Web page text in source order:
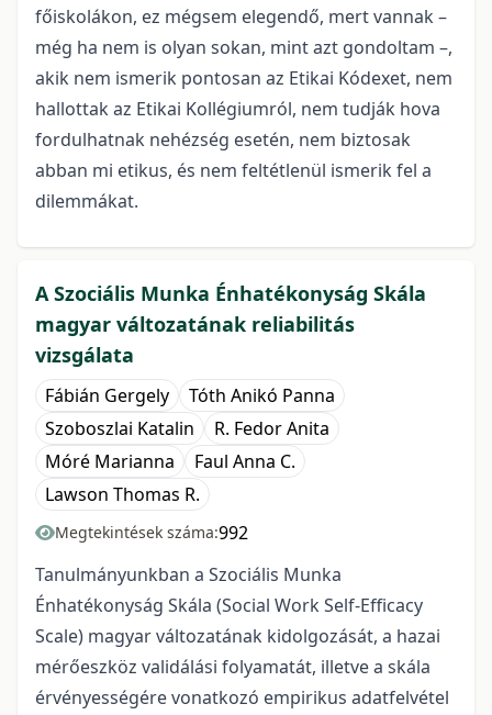
főiskolákon, ez mégsem elegendő, mert vannak –
még ha nem is olyan sokan, mint azt gondoltam –,
akik nem ismerik pontosan az Etikai Kódexet, nem
hallottak az Etikai Kollégiumról, nem tudják hova
fordulhatnak nehézség esetén, nem biztosak
abban mi etikus, és nem feltétlenül ismerik fel a
dilemmákat.
A Szociális Munka Énhatékonyság Skála
magyar változatának reliabilitás
vizsgálata
Fábián Gergely
Tóth Anikó Panna
Szoboszlai Katalin
R. Fedor Anita
Móré Marianna
Faul Anna C.
Lawson Thomas R.
Megtekintések száma:992
Tanulmányunkban a Szociális Munka
Énhatékonyság Skála (Social Work Self-Efficacy
Scale) magyar változatának kidolgozását, a hazai
mérőeszköz validálási folyamatát, illetve a skála
érvényességére vonatkozó empirikus adatfelvétel